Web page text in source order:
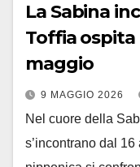
La Sabina
Toffia ospita
maggio
9 MAGGIO 2026
Nel cuore della
s’incontrano dal